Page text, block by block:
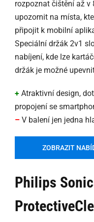
rozpoznat čištění až v
upozornit na místa,
připojit k mobilní
Speciální držák 2v1
nabíjení, kde lze
držák je možné
+ Atraktivní design,
propojení se
– V balení jen jedna
ZOBRAZIT
Philips